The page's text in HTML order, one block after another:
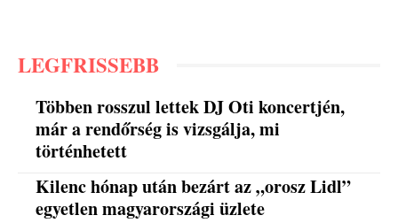
LEGFRISSEBB
Többen rosszul lettek DJ Oti koncertjén,
már a rendőrség is vizsgálja, mi
történhetett
Kilenc hónap után bezárt az „orosz Lidl”
egyetlen magyarországi üzlete